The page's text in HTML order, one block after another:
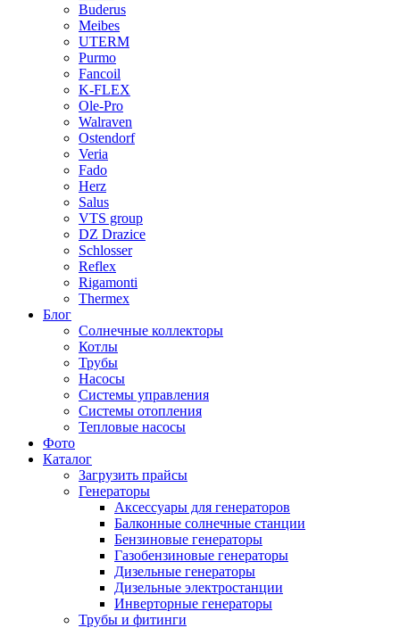
Buderus
Meibes
UTERM
Purmo
Fancoil
K-FLEX
Ole-Pro
Walraven
Ostendorf
Veria
Fado
Herz
Salus
VTS group
DZ Drazice
Schlosser
Reflex
Rigamonti
Thermex
Блог
Солнечные коллекторы
Котлы
Трубы
Насосы
Системы управления
Системы отопления
Тепловые насосы
Фото
Каталог
Загрузить прайсы
Генераторы
Аксессуары для генераторов
Балконные солнечные станции
Бензиновые генераторы
Газобензиновые генераторы
Дизельные генераторы
Дизельные электростанции
Инверторные генераторы
Трубы и фитинги